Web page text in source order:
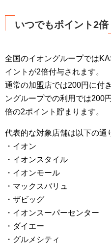
いつでもポイント2倍
全国のイオングループでは
イントが2倍付与されます。
通常の加盟店では200円に付
ングループでの利用では200
倍の2ポイント貯まります。
代表的な対象店舗は以下の通
・イオン
・イオンスタイル
・イオンモール
・マックスバリュ
・ザビッグ
・イオンスーパーセンター
・ダイエー
・グルメシティ